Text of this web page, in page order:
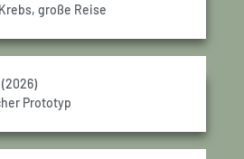
große Reise
Prototyp